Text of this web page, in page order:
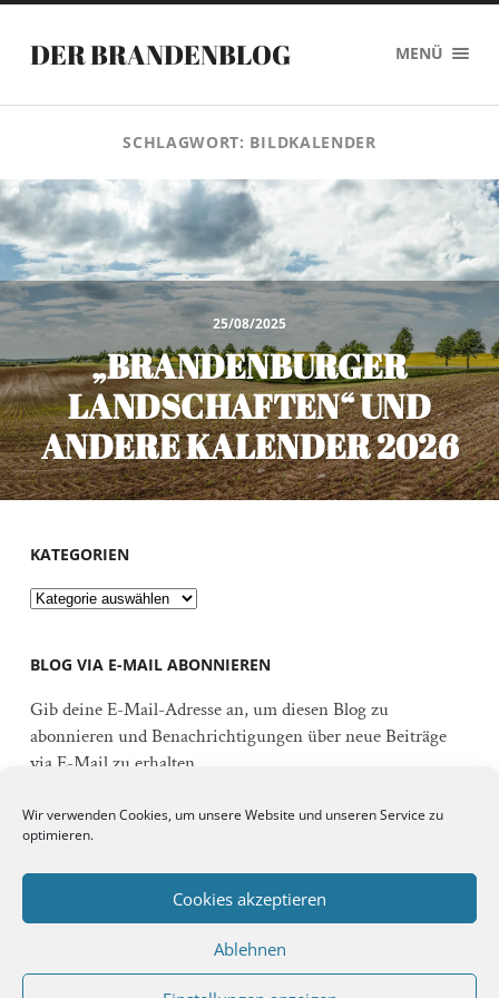
Wir verwenden Cookies, um unsere Website und unseren Service zu
optimieren.
Cookies akzeptieren
Ablehnen
DER BRANDENBLOG MENÜ
SCHLAGWORT: BILDKALENDER
25/08/2025
„BRANDENBURGER
LANDSCHAFTEN“ UND
ANDERE KALENDER 2026
KATEGORIEN
Kategorien
BLOG VIA E-MAIL ABONNIEREN
Gib deine E-Mail-Adresse an, um diesen Blog zu
abonnieren und Benachrichtigungen über neue Beiträge
via E-Mail zu erhalten.
Mail-
Adresse
Schließe dich 92 anderen Abonnenten an